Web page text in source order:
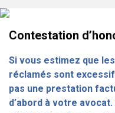
Contestation
Si vous estimez que
réclamés sont
pas une prestation
d’abord à votre